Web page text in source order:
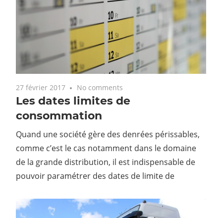
27 février 2017 No comments
Les dates limites de
consommation
Quand une société gère des denrées périssables,
comme c’est le cas notamment dans le domaine
de la grande distribution, il est indispensable de
pouvoir paramétrer des dates de limite de